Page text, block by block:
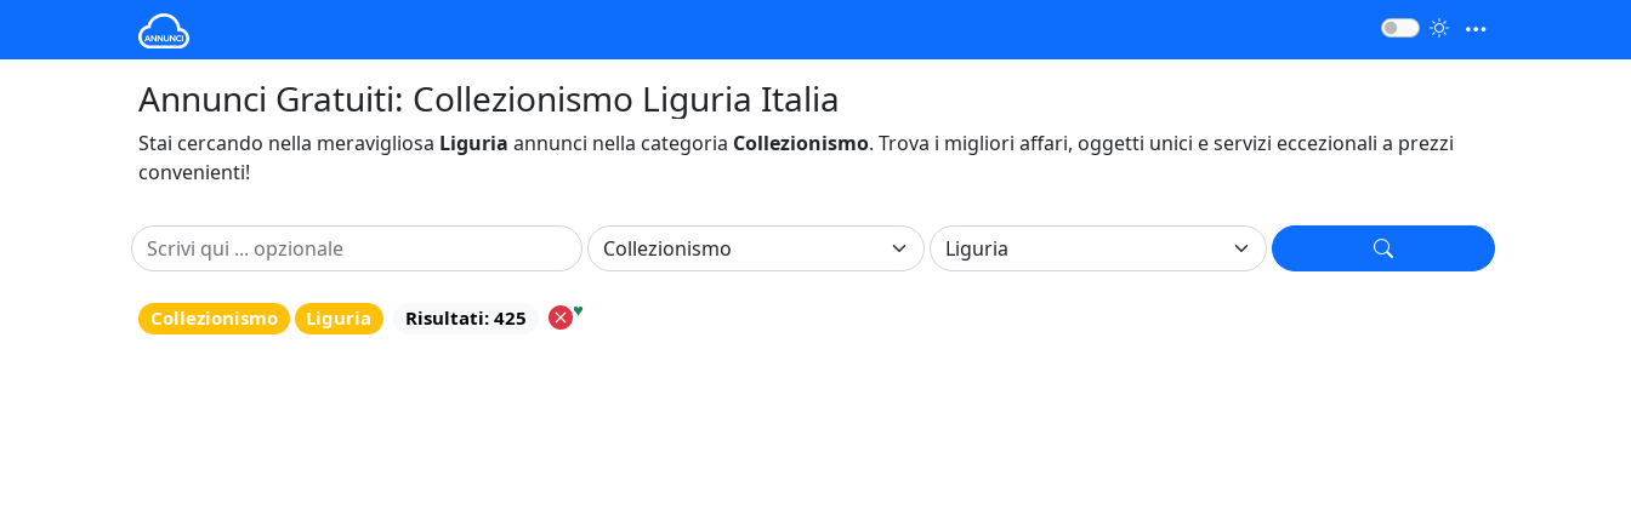
Annunci Gratuiti: Collezionismo Liguria Italia
Stai cercando nella meravigliosa Liguria annunci nella categoria Collezionismo. Trova i migliori affari, oggetti unici e servizi eccezionali a prezzi
convenienti!
Collezionismo Liguria Risultati: 425 ♥